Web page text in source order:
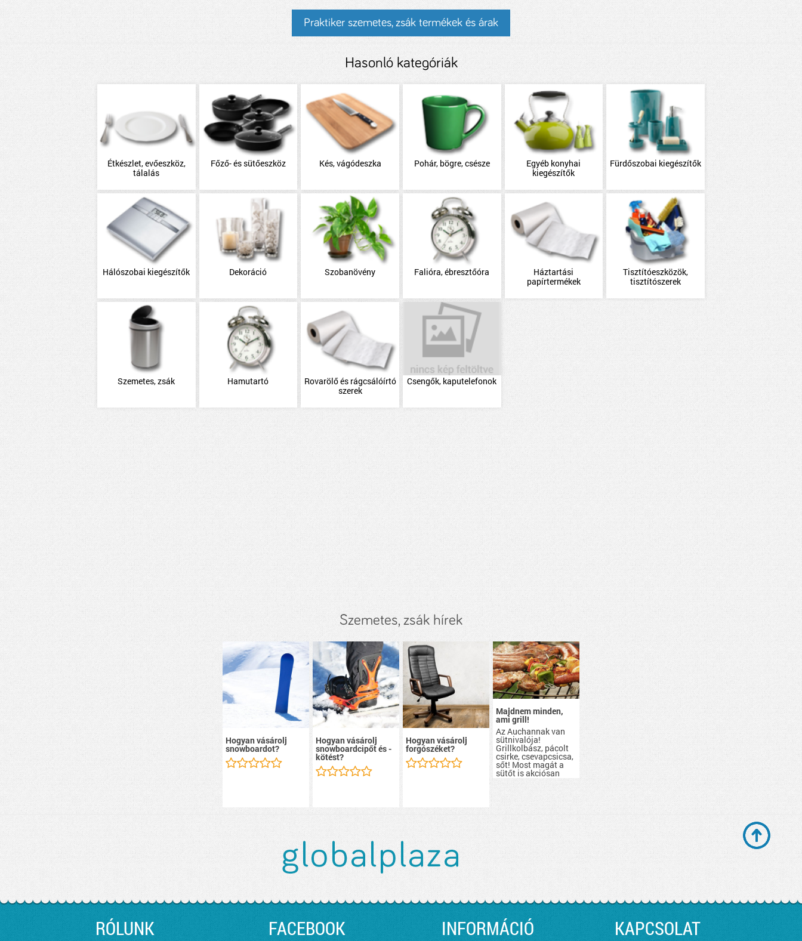
Praktiker szemetes, zsák termékek és árak
Hasonló kategóriák
Étkészlet, evőeszköz,
tálalás
Főző- és sütőeszköz Kés, vágódeszka Pohár, bögre, csésze
Egyéb konyhai
kiegészítők
Fürdőszobai kiegészítők
Hálószobai kiegészítők Dekoráció Szobanövény Falióra, ébresztőóra
Háztartási
papírtermékek
Tisztítóeszközök,
tisztítószerek
Szemetes, zsák Hamutartó
Rovarölő és rágcsálóírtó
szerek
Csengők, kaputelefonok
Szemetes, zsák hírek
Hogyan vásárolj
snowboardot?
Hogyan vásárolj
snowboardcipőt és -
kötést?
Hogyan vásárolj
forgószéket?
Majdnem minden,
ami grill!
Az Auchannak van
sütnivalója!
Grillkolbász, pácolt
csirke, csevapcsicsa,
sőt! Most magát a
sütőt is akciósan
szerezheted be.
RÓLUNK FACEBOOK INFORMÁCIÓ KAPCSOLAT